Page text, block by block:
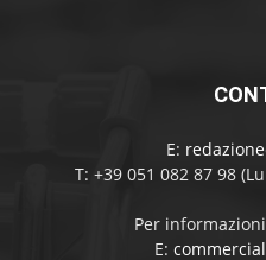
E:
T: +39 051 082 87 98
Per
E: